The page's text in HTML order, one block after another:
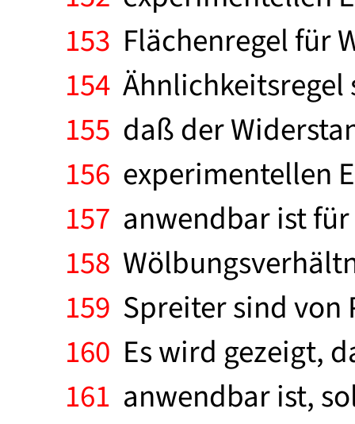
153 Flächenregel für
154 Ähnlichkeitsregel
155 daß der
156 experimentellen
157 anwendbar ist
158
159 Spreiter sind von
160 Es wird gezeigt,
161 anwendbar ist,